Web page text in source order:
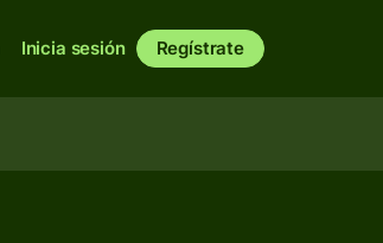
Inicia sesión Regístrate